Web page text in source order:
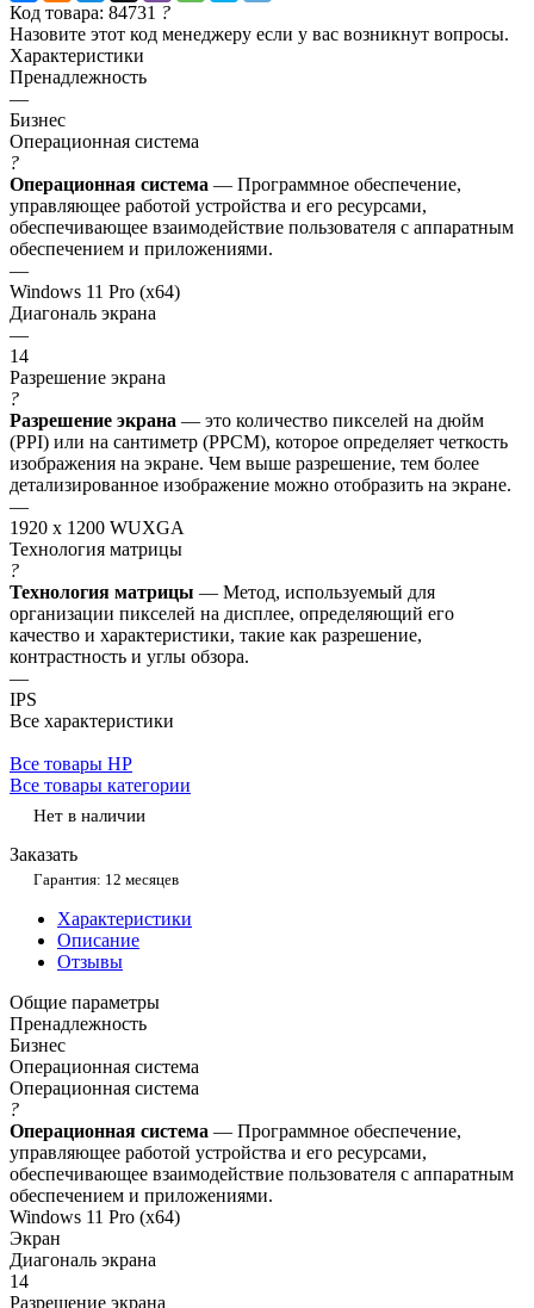
Код товара: 84731 ?
Назовите этот код менеджеру если у вас возникнут вопросы.
Характеристики
Пренадлежность
—
Бизнес
Операционная система
?
Операционная система — Программное обеспечение,
управляющее работой устройства и его ресурсами,
обеспечивающее взаимодействие пользователя с аппаратным
обеспечением и приложениями.
—
Windows 11 Pro (x64)
Диагональ экрана
—
14
Разрешение экрана
?
Разрешение экрана — это количество пикселей на дюйм
(PPI) или на сантиметр (PPCM), которое определяет четкость
изображения на экране. Чем выше разрешение, тем более
детализированное изображение можно отобразить на экране.
—
1920 x 1200 WUXGA
Технология матрицы
?
Технология матрицы — Метод, используемый для
организации пикселей на дисплее, определяющий его
качество и характеристики, такие как разрешение,
контрастность и углы обзора.
—
IPS
Все характеристики
Все товары HP
Все товары категории
Нет в наличии
Заказать
Гарантия: 12 месяцев
Характеристики
Описание
Отзывы
Общие параметры
Пренадлежность
Бизнес
Операционная система
Операционная система
?
Операционная система — Программное обеспечение,
управляющее работой устройства и его ресурсами,
обеспечивающее взаимодействие пользователя с аппаратным
обеспечением и приложениями.
Windows 11 Pro (x64)
Экран
Диагональ экрана
14
Разрешение экрана